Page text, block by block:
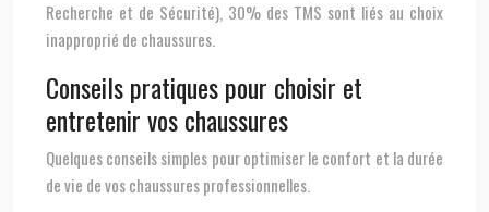
Recherche et de Sécurité), 30% des TMS sont liés au choix
inapproprié de chaussures.
Conseils pratiques pour choisir et
entretenir vos chaussures
Quelques conseils simples pour optimiser le confort et la durée
de vie de vos chaussures professionnelles.